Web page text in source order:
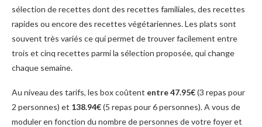
sélection de recettes dont des recettes familiales, des recettes
rapides ou encore des recettes végétariennes. Les plats sont
souvent très variés ce qui permet de trouver facilement entre
trois et cinq recettes parmi la sélection proposée, qui change
chaque semaine.
Au niveau des tarifs, les box coûtent entre 47.95€(3 repas pour
2 personnes) et 138.94€(5 repas pour 6 personnes). A vous de
moduler en fonction du nombre de personnes de votre foyer et